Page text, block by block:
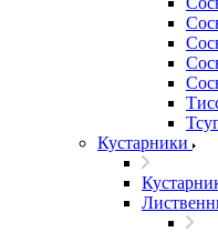
Кустарники